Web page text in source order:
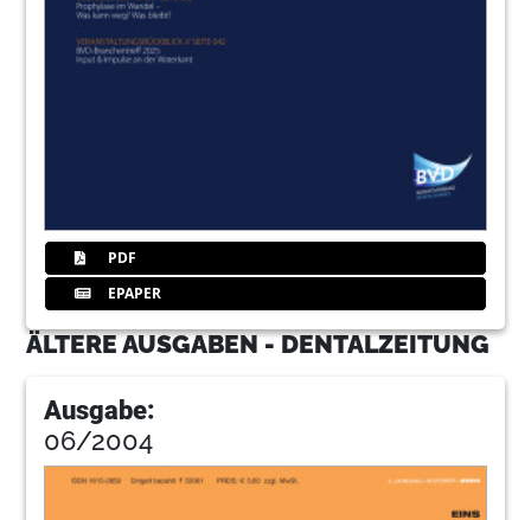
PDF
EPAPER
ÄLTERE AUSGABEN - DENTALZEITUNG
Ausgabe:
06/2004